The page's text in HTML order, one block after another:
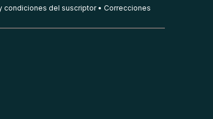
condiciones del suscriptor Correcciones